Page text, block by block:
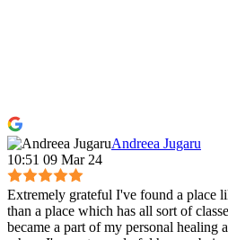
Andreea Jugaru
10:51 09 Mar 24
Extremely grateful I've found a place
than a place which has all sort of
became a part of my personal healing